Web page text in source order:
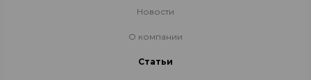
Новости
О компании
Статьи